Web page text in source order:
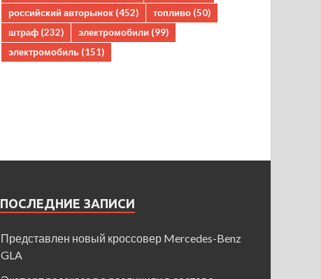
российский авторынок (452) топливо (50)
штраф (232) электромобили (99)
электромобиль (151)
ПОСЛЕДНИЕ ЗАПИСИ
Представлен новый кроссовер Mercedes-Benz
GLA